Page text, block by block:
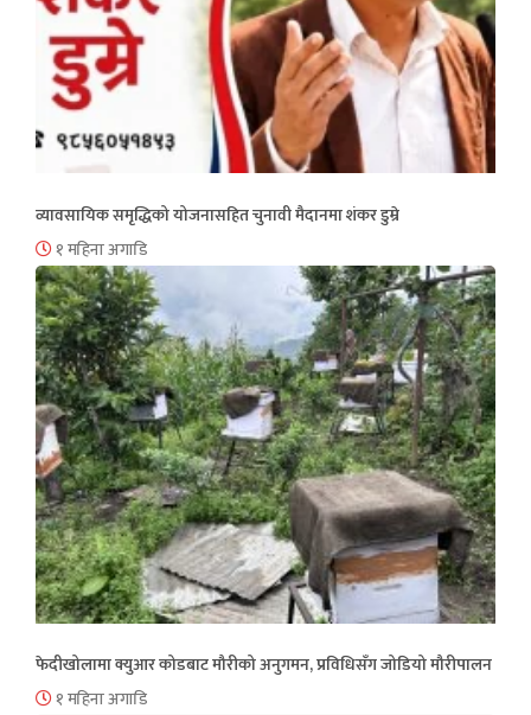
व्यावसायिक समृद्धिको योजनासहित चुनावी मैदानमा शंकर डुम्रे
१ महिना अगाडि
फेदीखोलामा क्युआर कोडबाट मौरीको अनुगमन, प्रविधिसँग जोडियो मौरीपालन
१ महिना अगाडि